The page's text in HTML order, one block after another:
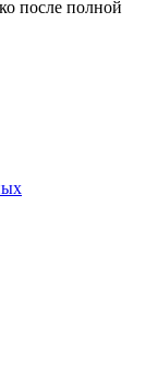
после полной